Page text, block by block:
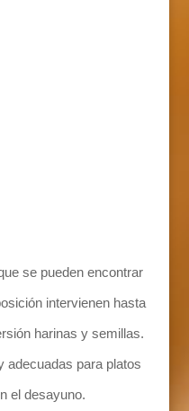
se pueden encontrar
intervienen hasta
harinas y semillas.
adecuadas para platos
el desayuno.